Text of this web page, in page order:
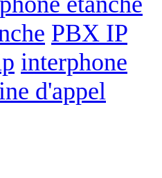
PBX IP
interphone
d'appel